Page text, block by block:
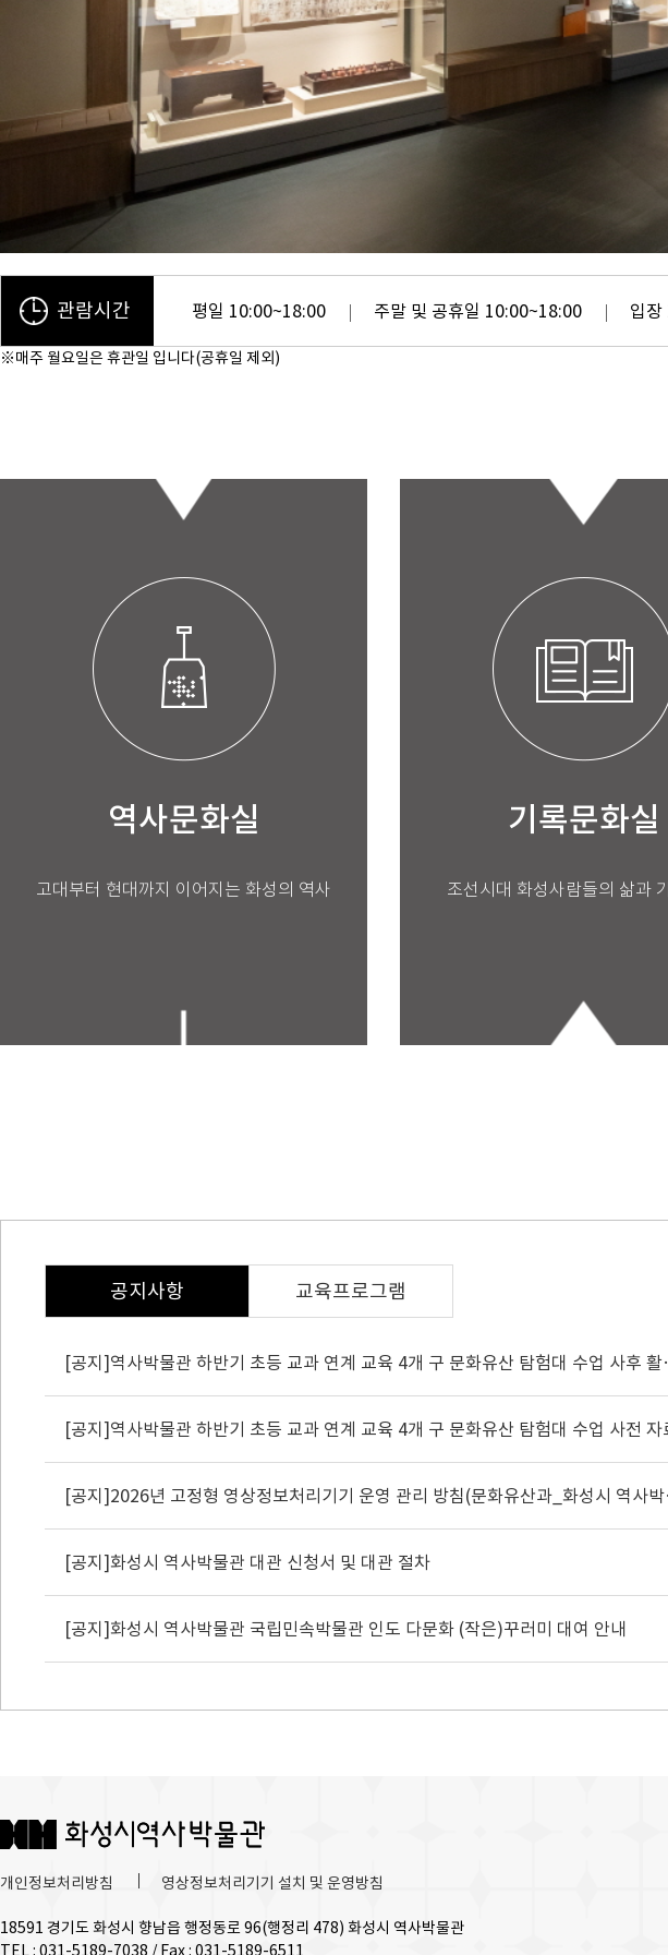
관람시간 평일 10:00~18:00 주말 및 공휴일 10:00~18:00 입장
※매주 월요일은 휴관일 입니다(공휴일 제외)
역사문화실
고대부터 현대까지 이어지는 화성의 역사
기록문화실
조선시대 화성사람들의 삶과
공지사항
[공지]역사박
[공지]역사박물관 하반기 초등 교과 연계 교육 4개 구 문화유산 탐험대 수업 사전 자
[공지
[공지]화성시 역사박물관 대관 신청서 및 대관 절차
[공지]화성시 역사박물관 국립민속박물관 인도 다문화 (작은)꾸러미 대여 안내
교육프로그램
개인정보처리방침 영상정보처리기기 설치 및 운영방침
18591 경기도 화성시 향남읍 행정동로 96(행정리 478) 화성시 역사박물관
TEL : 031-5189-7038 / Fax : 031-5189-6511